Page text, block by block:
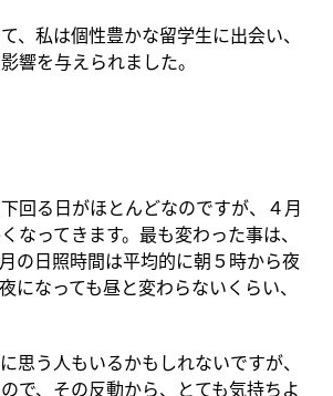
、私は個性豊かな留学生に出会い、
響を与えられました。
回る日がほとんどなのですが、４月
なってきます。最も変わった事は、
の日照時間は平均的に朝５時から夜
になっても昼と変わらないくらい、
思う人もいるかもしれないですが、
で、その反動から、とても気持ちよ